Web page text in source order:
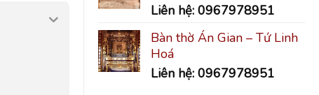
Liên hệ: 0967978951
Bàn thờ Án Gian – Tứ Linh
Hoá
Liên hệ: 0967978951